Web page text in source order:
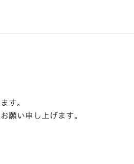
す。
願い申し上げます。